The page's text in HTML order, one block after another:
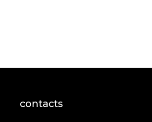
contacts